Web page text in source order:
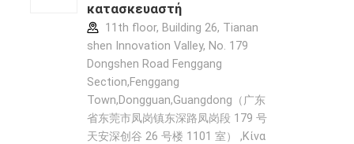
κατασκευαστή
11th floor, Building 26, Tianan
shen Innovation Valley, No. 179
Dongshen Road Fenggang
Section,Fenggang
Town,Dongguan,Guangdong（广东
省东莞市凤岗镇东深路凤岗段 179 号
天安深创谷 26 号楼 1101 室） ,Κίνα